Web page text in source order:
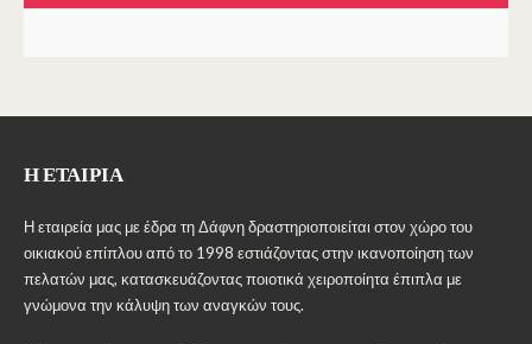
Η ΕΤΑΙΡΊΑ
Η εταιρεία μας με έδρα τη Δάφνη δραστηριοποιείται στον χώρο του
οικιακού επίπλου από το 1998 εστιάζοντας στην ικανοποίηση των
πελατών μας, κατασκευάζοντας ποιοτικά χειροποίητα έπιπλα με
γνώμονα την κάλυψη των αναγκών τους.